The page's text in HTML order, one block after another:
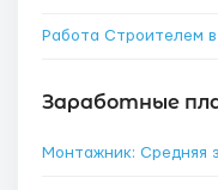
Работа Строителем
Заработные
Монтажник: Средняя